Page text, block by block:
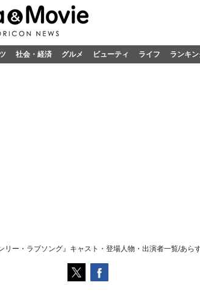
社会・経済 グルメ ビューティ ライフ ランキ
リー・ラブソング』キャスト・登場人物・出演者一覧/あら